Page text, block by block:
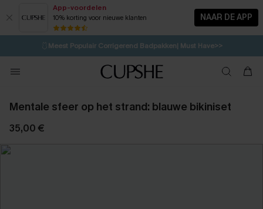
App-voordelen
10% korting voor nieuwe klanten NAAR DE APP
⚡️LAATSTE KANS | Tot 50% korting>>
🩱Meest Populair Corrigerend Badpakken| Must Have>>
💌Abonneer je & ontvang tot 15% korting>>
Koop 3, krijg 15% korting | CODE: SW15
Mentale sfeer op het strand: blauwe bikiniset
35,00 €